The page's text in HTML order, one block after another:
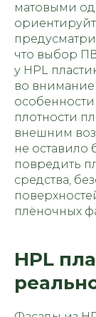
матовыми
что выбор
у HPL
во внимание
плотности
внешним
не оставило
повредить
средства,
плёночных
HPL